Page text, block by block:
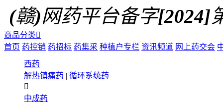
(赣)网药平台备字[2024]
商品分类
首页 药控销 药招标 药集采 种植户专栏 资讯频道 网上药交会
西药
解热镇痛药 | 循环系统药

中成药